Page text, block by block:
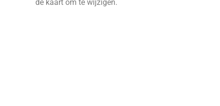
de kaart om te wijzigen.